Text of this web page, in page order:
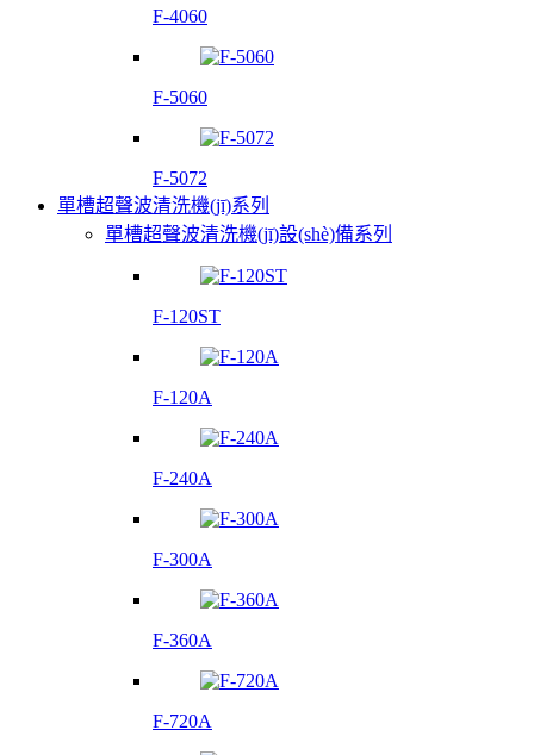
F-4060
F-5060
F-5072
單槽超聲波清洗機(jī)系列
單槽超聲波清洗機(jī)設(shè)備系列
F-120ST
F-120A
F-240A
F-300A
F-360A
F-720A